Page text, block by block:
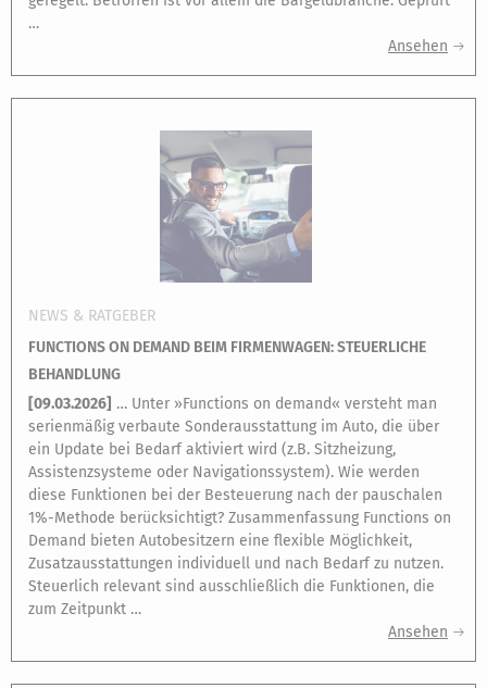
…
Ansehen
NEWS & RATGEBER
FUNCTIONS ON DEMAND BEIM FIRMENWAGEN: STEUERLICHE
BEHANDLUNG
[09.03.2026] … Unter »Functions on demand« versteht man
serienmäßig verbaute Sonderausstattung im Auto, die über
ein Update bei Bedarf aktiviert wird (z.B. Sitzheizung,
Assistenzsysteme oder Navigationssystem). Wie werden
diese Funktionen bei der Besteuerung nach der pauschalen
1%-Methode berücksichtigt? Zusammenfassung Functions on
Demand bieten Autobesitzern eine flexible Möglichkeit,
Zusatzausstattungen individuell und nach Bedarf zu nutzen.
Steuerlich relevant sind ausschließlich die Funktionen, die
zum Zeitpunkt …
Ansehen